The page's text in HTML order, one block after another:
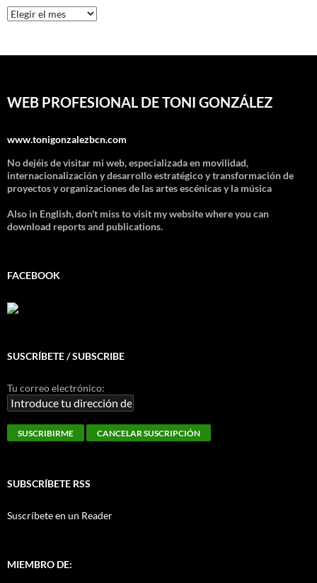
Archivos
WEB PROFESIONAL DE TONI GONZÁLEZ
www.tonigonzalezbcn.com
No dejéis de visitar mi web, especializada en movilidad,
internacionalización y desarrollo estratégico y transformación de
proyectos y organizaciones de las artes escénicas y la música
Also in English, don't miss to visit my website where you can
download reports and publications.
FACEBOOK
SUSCRÍBETE / SUBSCRIBE
Tu correo electrónico:
SUBSCRÍBETE RSS
Suscríbete en un Reader
MIEMBRO DE: